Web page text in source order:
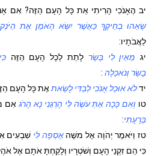
יבהֶאָנֹכִי הָרִיתִי אֵת כָּל הָעָם הַזֶּה? אִם
שָׂאֵהוּ בְחֵיקֶךָ כַּאֲשֶׁר יִשָּׂא הָאֹמֵן אֶת הַיֹּנֵק
לַאֲבֹתָיו:
יג מֵאַיִן לִי בָּשָׂר לָתֵת לְכָל הָעָם הַזֶּה
בָשָׂר וְנֹאכֵלָה :
ידלֹא אוּכַל אָנֹכִי לְבַדִּי לָשֵׂאתאֶת כָּל הָעָם
טו וְאִם כָּכָה אַתְּ עֹשֶׂה לִּי הָרְגֵנִי נָא הָרֹגאִם
בְּרָעָתִי:
טזוַיֹּאמֶר יְהֹוָה אֶל משֶׁהאֶסְפָה לִּי שִׁבְעִים
כִּי הֵם זִקְנֵי הָעָם וְשֹׁטְרָיו וְלָקַחְתָּ אֹתָם אֶל